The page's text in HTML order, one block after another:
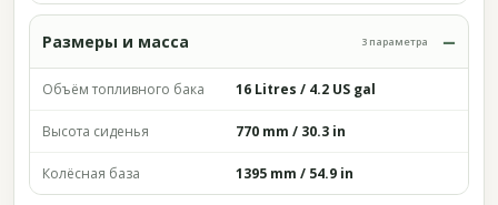
Размеры и масса 3 параметра
Объём топливного бака 16 Litres / 4.2 US gal
Высота сиденья 770 mm / 30.3 in
Колёсная база 1395 mm / 54.9 in